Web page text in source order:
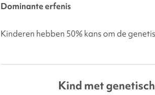
Dominante erfenis
Kinderen hebben 50% kans om de
Kind met